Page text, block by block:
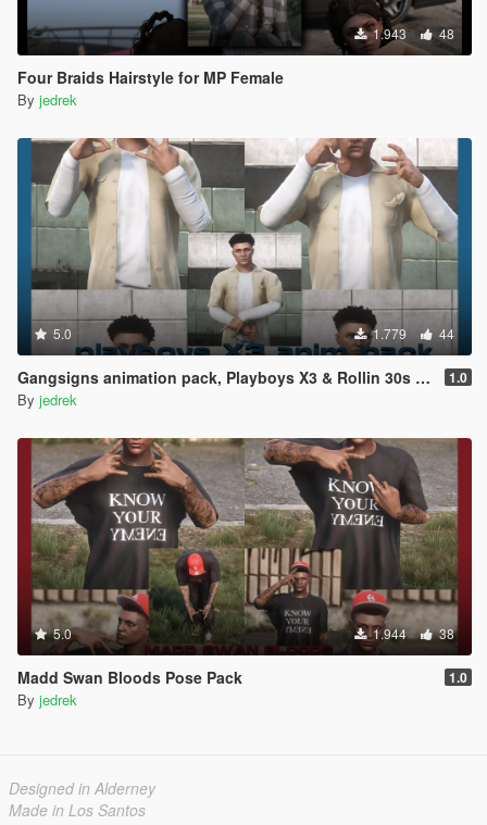
1.943 48
Four Braids Hairstyle for MP Female
By jedrek
5.0 1.779 44
Gangsigns animation pack, Playboys X3 & Rollin 30s / 90s. 1.0
By jedrek
5.0 1.944 38
Madd Swan Bloods Pose Pack 1.0
By jedrek
Designed in Alderney
Made in Los Santos